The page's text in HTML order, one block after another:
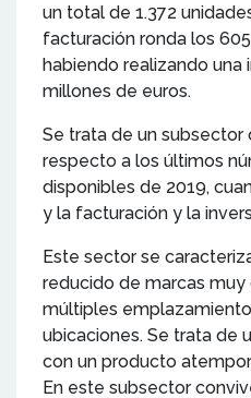
un total de 1.372
facturación ronda los
habiendo realizando una
millones de euros.
Se trata de un subsector
respecto a los últimos
disponibles de 2019,
y la facturación y la
Este sector se
reducido de marcas muy
múltiples
ubicaciones. Se trata de
con un producto
En este subsector